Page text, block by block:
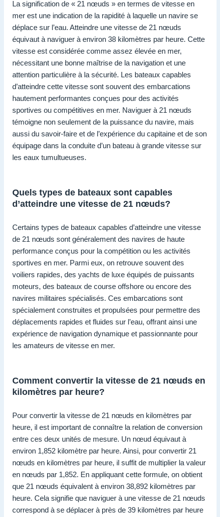
La signification de « 21 nœuds » en termes de vitesse en
mer est une indication de la rapidité à laquelle un navire se
déplace sur l’eau. Atteindre une vitesse de 21 nœuds
équivaut à naviguer à environ 38 kilomètres par heure. Cette
vitesse est considérée comme assez élevée en mer,
nécessitant une bonne maîtrise de la navigation et une
attention particulière à la sécurité. Les bateaux capables
d’atteindre cette vitesse sont souvent des embarcations
hautement performantes conçues pour des activités
sportives ou compétitives en mer. Naviguer à 21 nœuds
témoigne non seulement de la puissance du navire, mais
aussi du savoir-faire et de l’expérience du capitaine et de son
équipage dans la conduite d’un bateau à grande vitesse sur
les eaux tumultueuses.
Quels types de bateaux sont capables
d’atteindre une vitesse de 21 nœuds?
Certains types de bateaux capables d’atteindre une vitesse
de 21 nœuds sont généralement des navires de haute
performance conçus pour la compétition ou les activités
sportives en mer. Parmi eux, on retrouve souvent des
voiliers rapides, des yachts de luxe équipés de puissants
moteurs, des bateaux de course offshore ou encore des
navires militaires spécialisés. Ces embarcations sont
spécialement construites et propulsées pour permettre des
déplacements rapides et fluides sur l’eau, offrant ainsi une
expérience de navigation dynamique et passionnante pour
les amateurs de vitesse en mer.
Comment convertir la vitesse de 21 nœuds en
kilomètres par heure?
Pour convertir la vitesse de 21 nœuds en kilomètres par
heure, il est important de connaître la relation de conversion
entre ces deux unités de mesure. Un nœud équivaut à
environ 1,852 kilomètre par heure. Ainsi, pour convertir 21
nœuds en kilomètres par heure, il suffit de multiplier la valeur
en nœuds par 1,852. En appliquant cette formule, on obtient
que 21 nœuds équivalent à environ 38,892 kilomètres par
heure. Cela signifie que naviguer à une vitesse de 21 nœuds
correspond à se déplacer à près de 39 kilomètres par heure